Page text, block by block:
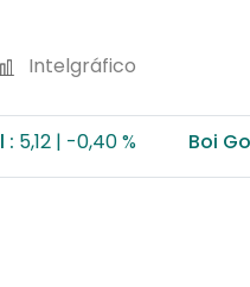
Intelgráfico
% Boi Gordo (B3) :